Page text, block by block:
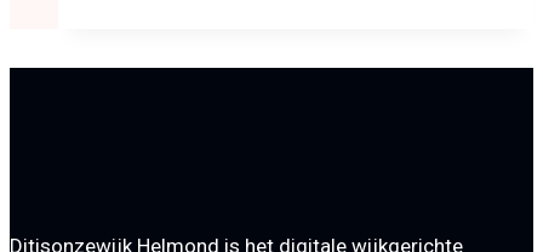
grote
Ditisonzewijk Helmond is het digitale wijkgerichte